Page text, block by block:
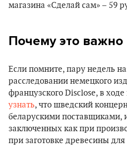
магазина «Сделай сам» – 59
Почему это важно
Если помните, пару недель
расследовании немецкого
французского Disclose, в ходе
узнать, что шведский
беларускими поставщиками,
заключенных как при
при заготовке древесины для